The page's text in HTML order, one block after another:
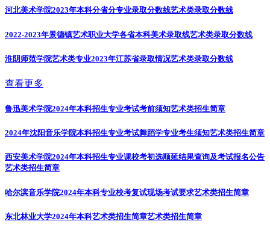
河北美术学院2023年本科分省分专业录取分数线艺术类录取分数线
2022-2023年景德镇艺术职业大学各省本科美术录取线艺术类录取分数线
淮阴师范学院艺术类专业2023年江苏省录取情况艺术类录取分数线
查看更多
鲁迅美术学院2024年本科招生专业考试考前须知艺术类招生简章
2024年沈阳音乐学院本科招生专业考试舞蹈学专业考生须知艺术类招生简章
西安美术学院2024年本科招生专业课校考初选顺延结果查询及考试报名公告
艺术类招生简章
哈尔滨音乐学院2024年本科专业校考复试现场考试要求艺术类招生简章
东北林业大学2024年本科艺术类招生简章艺术类招生简章